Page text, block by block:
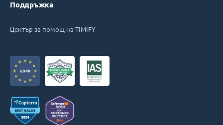
Поддръжка
Център за помощ на TIMIFY